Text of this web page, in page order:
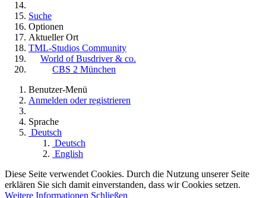
Suche
Optionen
Aktueller Ort
TML-Studios Community
World of Busdriver & co.
CBS 2 München
Benutzer-Menü
Anmelden oder registrieren
Sprache
Deutsch
Deutsch
English
Diese Seite verwendet Cookies. Durch die Nutzung unserer Seite
erklären Sie sich damit einverstanden, dass wir Cookies setzen.
Weitere Informationen Schließen